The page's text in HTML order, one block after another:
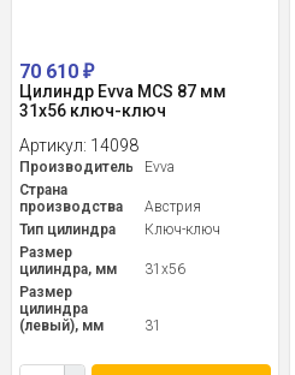
70 610 ₽
Цилиндр Evva MCS 87 мм
31x56 ключ-ключ
Артикул: 14098
Производитель
Evva
Страна
производства
Австрия
Тип цилиндра
Ключ-ключ
Размер
цилиндра, мм
31x56
Размер
цилиндра
(левый), мм
31